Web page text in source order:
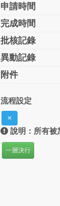
申請時間
完成時間
批核記錄
異動記錄
附件
流程設定
×
說明：所有被
一層決行